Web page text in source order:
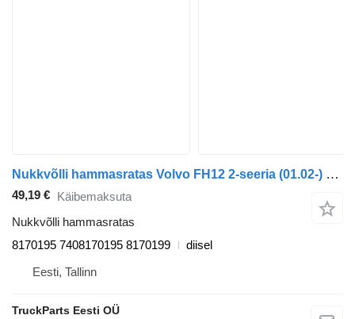
Nukkvõlli hammasratas Volvo FH12 2-seeria (01.02-) 8170195 tüübi jaoks veoauto Volvo FH12, FH16, NH12, FH, VNL780 (1993-2014)
49,19 € Käibemaksuta
Nukkvõlli hammasratas
8170195 7408170195 8170199
diisel
Eesti, Tallinn
TruckParts Eesti OÜ